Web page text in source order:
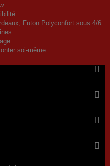
Futon Polyconfort sous 4/6
soi-même